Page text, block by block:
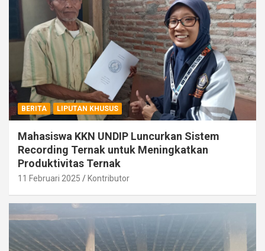
BERITA LIPUTAN KHUSUS
Mahasiswa KKN UNDIP Luncurkan Sistem
Recording Ternak untuk Meningkatkan
Produktivitas Ternak
11 Februari 2025 Kontributor